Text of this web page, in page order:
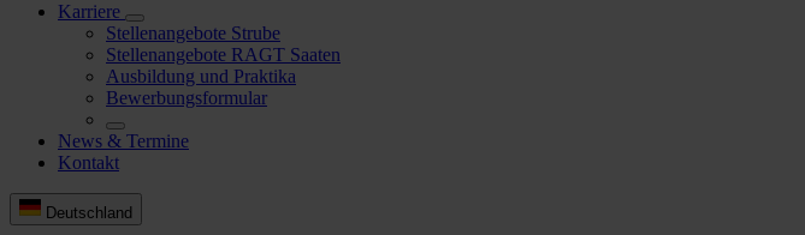
Karriere
Stellenangebote Strube
Stellenangebote RAGT Saaten
Ausbildung und Praktika
Bewerbungsformular
News & Termine
Kontakt
Deutschland